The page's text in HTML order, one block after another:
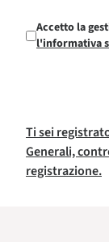
Accetto la
l'informativa
Ti sei
Generali,
registrazione.